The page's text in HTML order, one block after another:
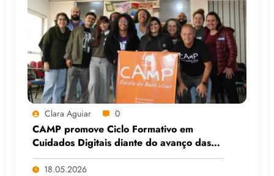
Clara Aguiar 0
CAMP promove Ciclo Formativo em
Cuidados Digitais diante do avanço das
Big Techs e da IA
18.05.2026